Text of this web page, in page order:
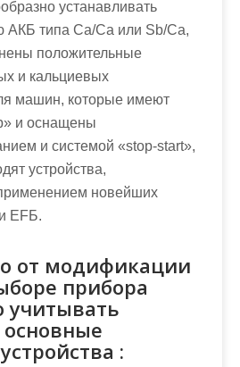
устанавливать
АКБ типа Ca/Ca или Sb/Сa,
положительные
и кальциевых
машин, которые имеют
и оснащены
и системой «stop-start»,
устройства,
новейших
EFБ.
от модификации
прибора
учитывать
: